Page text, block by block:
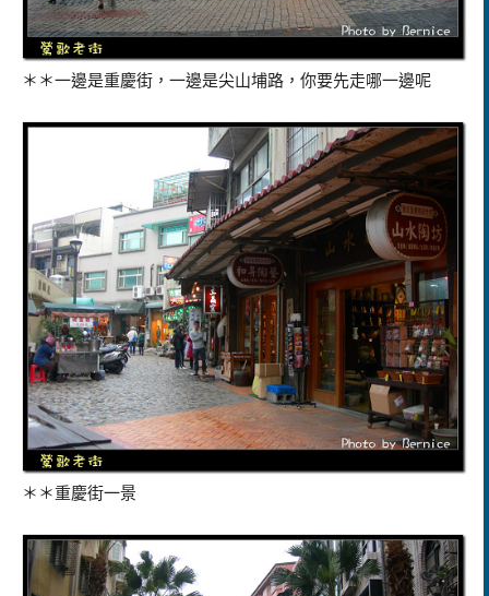
＊＊一邊是重慶街，一邊是尖山埔路，你要先走哪一邊呢
＊＊重慶街一景